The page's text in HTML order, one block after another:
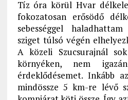
Tíz óra körül Hvar
fokozatosan erősödő
sebességgel
sziget túlsó végén
A közeli Szucsurajnál
környéken, nem
érdeklődésemet. Inkább
mindössze 5 km-re lévő